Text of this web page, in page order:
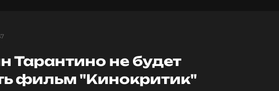
Тарантино не будет
фильм "Кинокритик"